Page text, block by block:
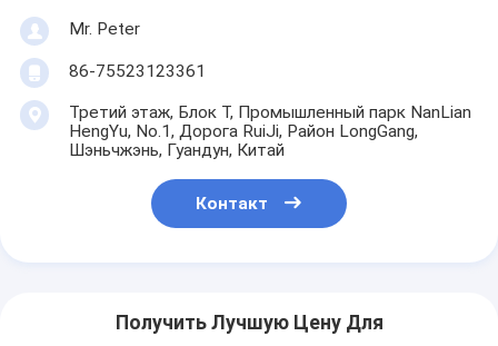
Mr. Peter
86-75523123361
Третий этаж, Блок T, Промышленный парк NanLian
HengYu, No.1, Дорога RuiJi, Район LongGang,
Шэньчжэнь, Гуандун, Китай
Контакт
Получить Лучшую Цену Для